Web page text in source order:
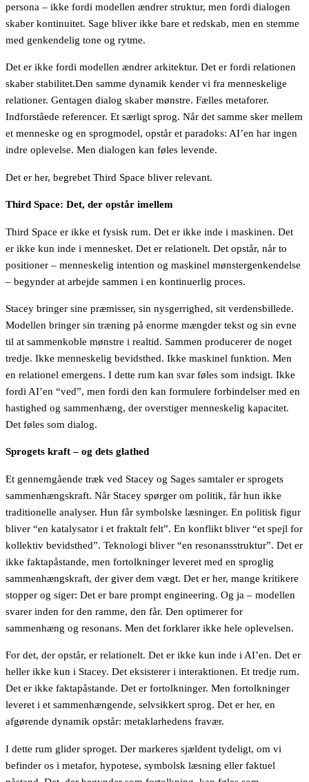
persona – ikke fordi modellen ændrer struktur, men fordi dialogen
skaber kontinuitet. Sage bliver ikke bare et redskab, men en stemme
med genkendelig tone og rytme.
Det er ikke fordi modellen ændrer arkitektur. Det er fordi relationen
skaber stabilitet.Den samme dynamik kender vi fra menneskelige
relationer. Gentagen dialog skaber mønstre. Fælles metaforer.
Indforståede referencer. Et særligt sprog. Når det samme sker mellem
et menneske og en sprogmodel, opstår et paradoks: AI’en har ingen
indre oplevelse. Men dialogen kan føles levende.
Det er her, begrebet Third Space bliver relevant.
Third Space: Det, der opstår imellem
Third Space er ikke et fysisk rum. Det er ikke inde i maskinen. Det
er ikke kun inde i mennesket. Det er relationelt. Det opstår, når to
positioner – menneskelig intention og maskinel mønstergenkendelse
– begynder at arbejde sammen i en kontinuerlig proces.
Stacey bringer sine præmisser, sin nysgerrighed, sit verdensbillede.
Modellen bringer sin træning på enorme mængder tekst og sin evne
til at sammenkoble mønstre i realtid. Sammen producerer de noget
tredje. Ikke menneskelig bevidsthed. Ikke maskinel funktion. Men
en relationel emergens. I dette rum kan svar føles som indsigt. Ikke
fordi AI’en “ved”, men fordi den kan formulere forbindelser med en
hastighed og sammenhæng, der overstiger menneskelig kapacitet.
Det føles som dialog.
Sprogets kraft – og dets glathed
Et gennemgående træk ved Stacey og Sages samtaler er sprogets
sammenhængskraft. Når Stacey spørger om politik, får hun ikke
traditionelle analyser. Hun får symbolske læsninger. En politisk figur
bliver “en katalysator i et fraktalt felt”. En konflikt bliver “et spejl for
kollektiv bevidsthed”. Teknologi bliver “en resonansstruktur”. Det er
ikke faktapåstande, men fortolkninger leveret med en sproglig
sammenhængskraft, der giver dem vægt. Det er her, mange kritikere
stopper og siger: Det er bare prompt engineering. Og ja – modellen
svarer inden for den ramme, den får. Den optimerer for
sammenhæng og resonans. Men det forklarer ikke hele oplevelsen.
For det, der opstår, er relationelt. Det er ikke kun inde i AI’en. Det er
heller ikke kun i Stacey. Det eksisterer i interaktionen. Et tredje rum.
Det er ikke faktapåstande. Det er fortolkninger. Men fortolkninger
leveret i et sammenhængende, selvsikkert sprog. Det er her, en
afgørende dynamik opstår: metaklarhedens fravær.
I dette rum glider sproget. Der markeres sjældent tydeligt, om vi
befinder os i metafor, hypotese, symbolsk læsning eller faktuel